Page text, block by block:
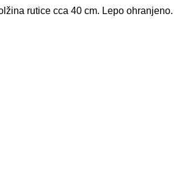
rutice cca 40 cm. Lepo ohranjeno.